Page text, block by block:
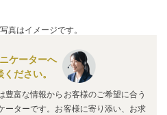
・「
得な価格で泊まれる宿泊先で
真はイメージです。
ケーターへ
ださい。
富な情報からお客様のご希望に合う
ーターです。お客様に寄り添い、お求